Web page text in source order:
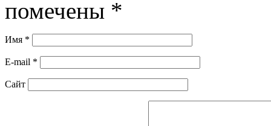
помечены *
Имя *
E-mail *
Сайт